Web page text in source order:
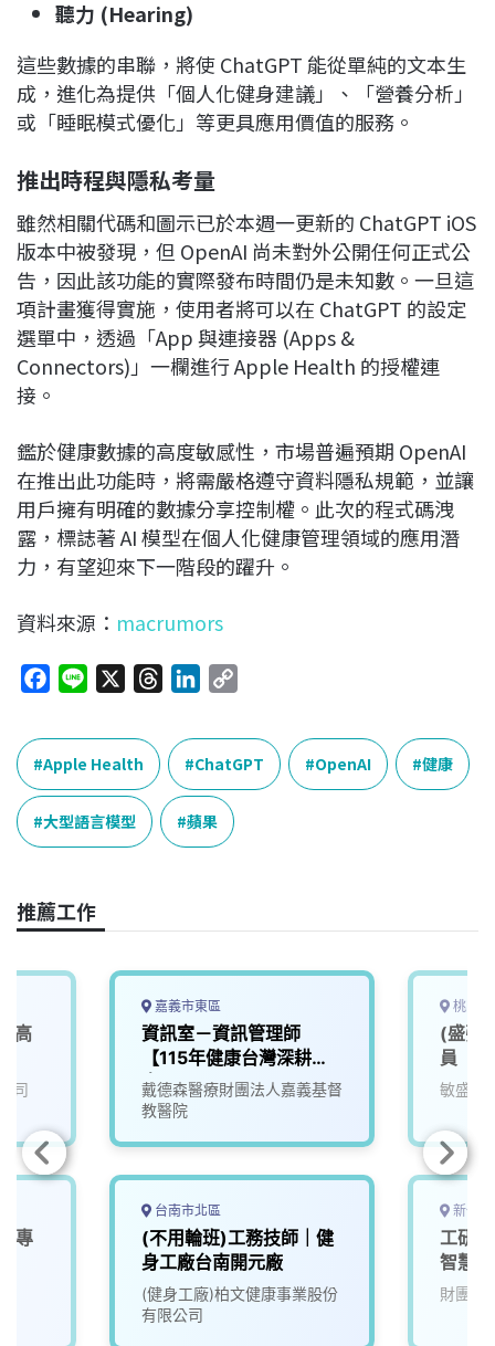
聽力 (Hearing)
這些數據的串聯，將使 ChatGPT 能從單純的文本生
成，進化為提供「個人化健身建議」、「營養分析」
或「睡眠模式優化」等更具應用價值的服務。
推出時程與隱私考量
雖然相關代碼和圖示已於本週一更新的 ChatGPT iOS
版本中被發現，但 OpenAI 尚未對外公開任何正式公
告，因此該功能的實際發布時間仍是未知數。一旦這
項計畫獲得實施，使用者將可以在 ChatGPT 的設定
選單中，透過「App 與連接器 (Apps &
Connectors)」一欄進行 Apple Health 的授權連
接。
鑑於健康數據的高度敏感性，市場普遍預期 OpenAI
在推出此功能時，將需嚴格遵守資料隱私規範，並讓
用戶擁有明確的數據分享控制權。此次的程式碼洩
露，標誌著 AI 模型在個人化健康管理領域的應用潛
力，有望迎來下一階段的躍升。
資料來源： macrumors
c
e
b
o
o
n
e
e
a
d
s
n
k
e
d
I
p
y
L
Apple Health ChatGPT OpenAI 健康
大型語言模型 蘋果
推薦工作
(高
司
專
嘉義市東區
資訊室－資訊管理師
【115年健康台灣深耕計
畫】
戴德森醫療財團法人嘉義基督
教醫院
台南市北區
(不用輪班)工務技師｜健
身工廠台南開元廠
(健身工廠)柏文健康事業股份
有限公司
桃園
(盛弘)
員
敏盛醫
新竹
工研
智慧
財團法